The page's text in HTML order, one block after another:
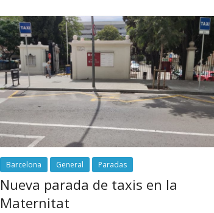
Barcelona General Paradas
Nueva parada de taxis en la
Maternitat